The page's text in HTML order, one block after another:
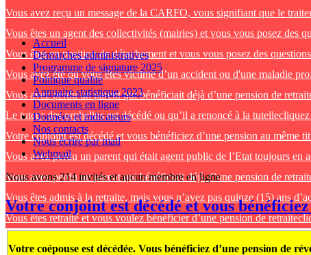
Vous avez reçu un message de la CARFO, vous signifiant que le
Vous êtes un agent des collectivités (mairies) et vous vous posez des
Vous êtes en position de détachement et vous vous posez des
Vous avez été ou vous êtes victime d’un accident ou d'une maladie
Vous avez perdu un parent qui bénéficiait déjà d’une pension de
Le tuteur des orphelins est décédé ou qu’il a renoncé à la tutelle
Votre conjoint est décédé et vous bénéficiez d’une pension au même
Vous avez perdu un parent qui était agent public de l’Etat toujours en
Vous avez perdu un parent qui bénéficiait déjà d’une pension de
Vous êtes admis à la retraite, mais vous n’avez pas quinze (15) ans
Vous êtes retraité et vous voulez bénéficier d’une pension de retraite
Accueil
Démarches administratives
Programme de signature 2025
Politique qualité
Annuaire statistique 2023
Documents en ligne
Données et indicateurs
Nos contacts
Nous écrire par mail
Webmail
Nous avons 214 invités et aucun membre en ligne
Votre conjoint est décédé et vous
Votre coépouse est décédée. Vous bénéficiez d’une pension de